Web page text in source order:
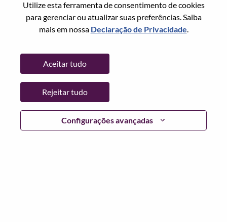
Utilize esta ferramenta de consentimento de cookies
para gerenciar ou atualizar suas preferências. Saiba
mais em nossa Declaração de Privacidade.
Configurações avançadas
Aceitar tudo
Rejeitar tudo
Continuar